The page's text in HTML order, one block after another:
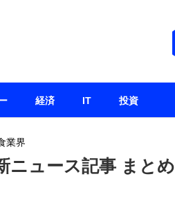
業界
ニュース記事 まとめ
経済 IT 投資